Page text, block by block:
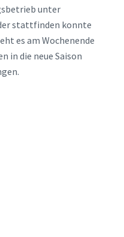
unter
stattfinden konnte
es am Wochenende
in die neue Saison